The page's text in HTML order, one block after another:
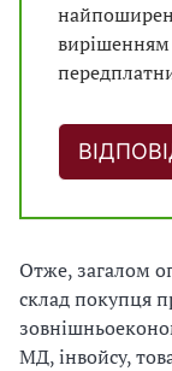
вирішенням
Отже, загалом
склад покупця
МД, інвойсу,